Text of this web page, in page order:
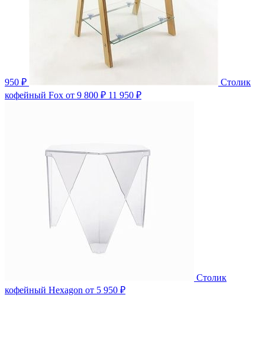
950 ₽
Столик
кофейный Fox от 9 800 ₽ 11 950 ₽
Столик
кофейный Hexagon от 5 950 ₽